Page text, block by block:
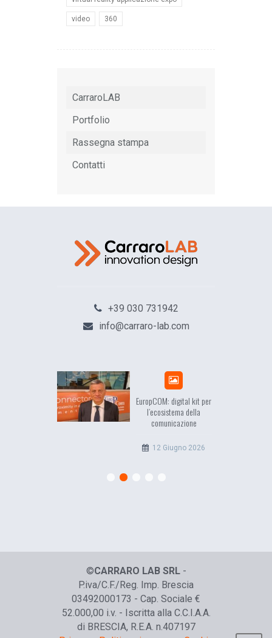
video 360
CarraroLAB
Portfolio
Rassegna stampa
Contatti
+39 030 731942
info@carraro-lab.com
EuropCOM: digital kit per
l’ecosistema della
comunicazione
12 Giugno 2026
©CARRARO LAB SRL-
P.iva/C.F./Reg. Imp. Brescia
03492000173 - Cap. Sociale €
52.000,00 i.v. - Iscritta alla C.C.I.A.A.
di BRESCIA, R.E.A. n.407197